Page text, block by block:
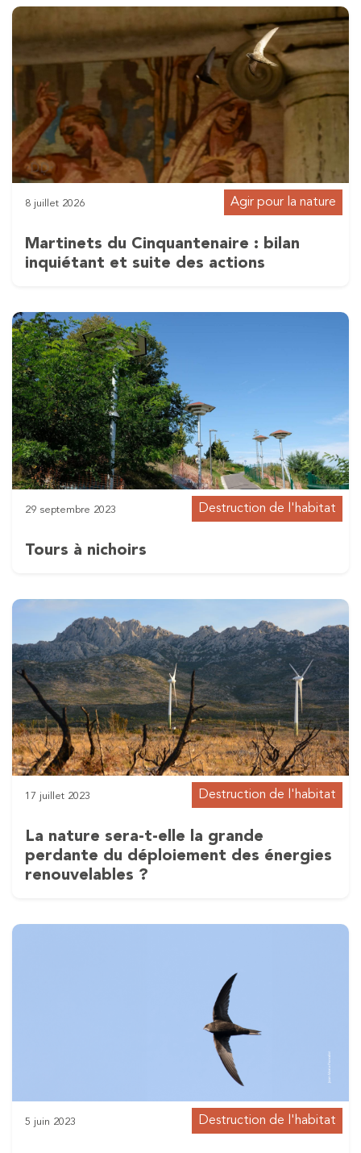
8 juillet 2026 Agir pour la nature
Martinets du Cinquantenaire : bilan
inquiétant et suite des actions
29 septembre 2023 Destruction de l'habitat
Tours à nichoirs
17 juillet 2023 Destruction de l'habitat
La nature sera-t-elle la grande
perdante du déploiement des énergies
renouvelables ?
5 juin 2023 Destruction de l'habitat